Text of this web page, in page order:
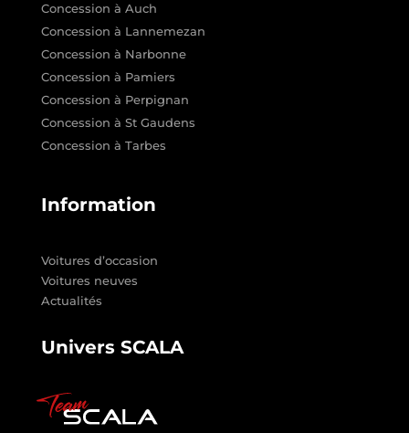
Concession à Auch
Concession à Lannemezan
Concession à Narbonne
Concession à Pamiers
Concession à Perpignan
Concession à St Gaudens
Concession à Tarbes
Information
Voitures d’occasion
Voitures neuves
Actualités
Univers SCALA